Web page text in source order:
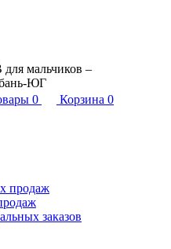
мальчиков –
ЮГ
0 Корзина 0
продаж
заказов